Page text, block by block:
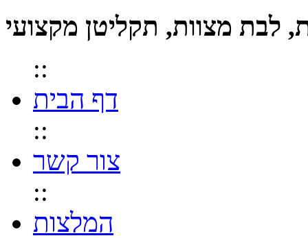
::
דף הבית
::
צור קשר
::
המלצות